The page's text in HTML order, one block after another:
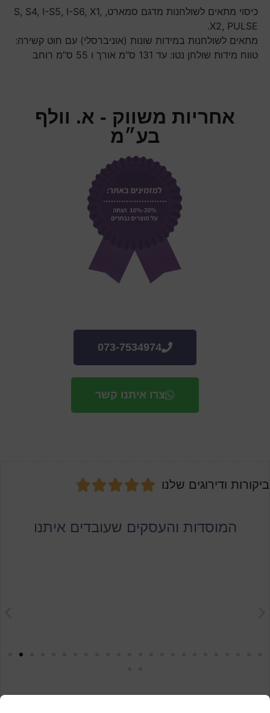
כיסוי מתאים לשולחנות מדגם סמארט, S, S4, I-S5, I-S6, X1,
X2, PULSE.
מתאים לשולחנות במידות שונות (אוניברסלי) עם חוט קשירה:
טווח מידות שולחן נטו: עד 131 ס"מ אורך ו 55 ס"מ רוחב
אחריות משווק - א. וולף
בע״מ
073-7534974
צרו איתנו קשר
ביקורות ודירוגים שלנו 




המוסדות והעסקים שעובדים איתנו